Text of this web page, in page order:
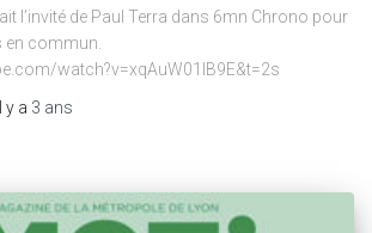
l’invité de Paul Terra dans 6mn Chrono pour
commun.
watch?v=xqAuW01lB9E&t=2s
y a 3 ans